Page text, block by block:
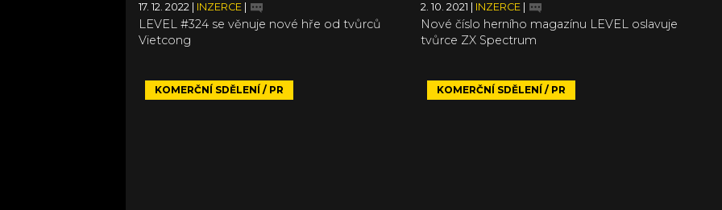
17. 12. 2022 INZERCE
LEVEL #324 se věnuje nové hře od tvůrců
Vietcong
2. 10. 2021 INZERCE
Nové číslo herního magazínu LEVEL oslavuje
tvůrce ZX Spectrum
KOMERČNÍ SDĚLENÍ / PR KOMERČNÍ SDĚLENÍ / PR